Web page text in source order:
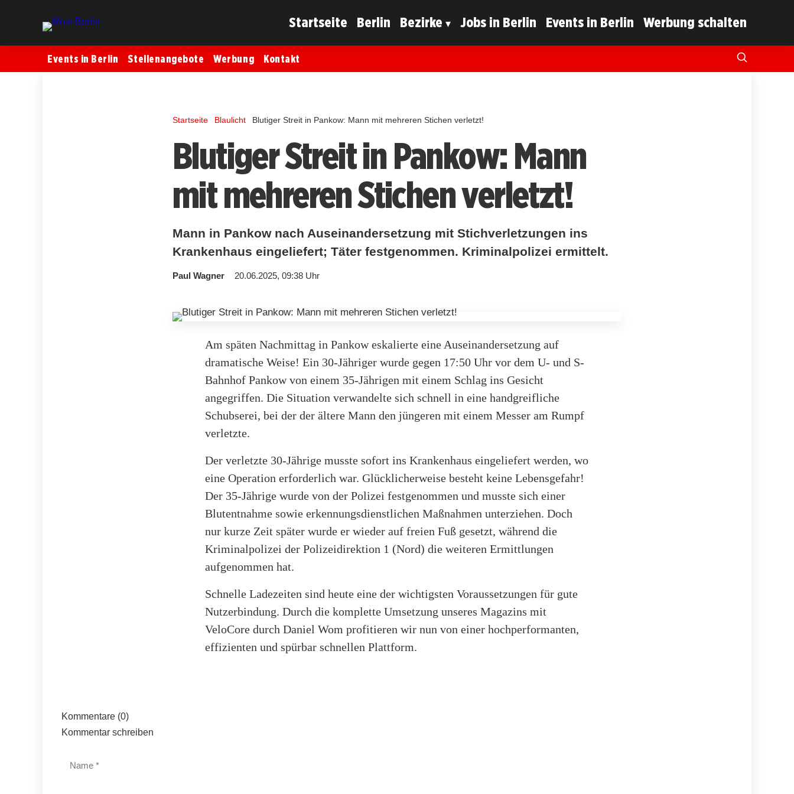
Startseite Berlin Bezirke Jobs in Berlin Events in Berlin Werbung schalten
Events in Berlin Stellenangebote Werbung Kontakt
Startseite Blaulicht Blutiger Streit in Pankow: Mann mit mehreren Stichen verletzt!
Blutiger Streit in Pankow: Mann
mit mehreren Stichen verletzt!
Mann in Pankow nach Auseinandersetzung mit Stichverletzungen ins
Krankenhaus eingeliefert; Täter festgenommen. Kriminalpolizei ermittelt.
Paul Wagner 20.06.2025, 09:38 Uhr
Am späten Nachmittag in Pankow eskalierte eine Auseinandersetzung auf
dramatische Weise! Ein 30-Jähriger wurde gegen 17:50 Uhr vor dem U- und S-
Bahnhof Pankow von einem 35-Jährigen mit einem Schlag ins Gesicht
angegriffen. Die Situation verwandelte sich schnell in eine handgreifliche
Schubserei, bei der der ältere Mann den jüngeren mit einem Messer am Rumpf
verletzte.
Der verletzte 30-Jährige musste sofort ins Krankenhaus eingeliefert werden, wo
eine Operation erforderlich war. Glücklicherweise besteht keine Lebensgefahr!
Der 35-Jährige wurde von der Polizei festgenommen und musste sich einer
Blutentnahme sowie erkennungsdienstlichen Maßnahmen unterziehen. Doch
nur kurze Zeit später wurde er wieder auf freien Fuß gesetzt, während die
Kriminalpolizei der Polizeidirektion 1 (Nord) die weiteren Ermittlungen
aufgenommen hat.
Schnelle Ladezeiten sind heute eine der wichtigsten Voraussetzungen für gute
Nutzerbindung. Durch die komplette Umsetzung unseres Magazins mit
VeloCore durch Daniel Wom profitieren wir nun von einer hochperformanten,
effizienten und spürbar schnellen Plattform.
Kommentare (0)
Kommentar schreiben